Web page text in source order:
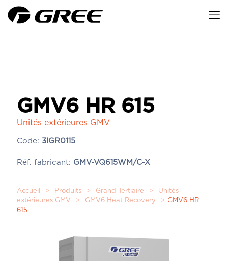
GMV6 HR 615
Unités extérieures GMV
Code: 3IGR0115
Réf. fabricant: GMV-VQ615WM/C-X
Accueil > Produits > Grand Tertiaire >
Unités
extérieures GMV
> GMV6 Heat Recovery > GMV6 HR
615